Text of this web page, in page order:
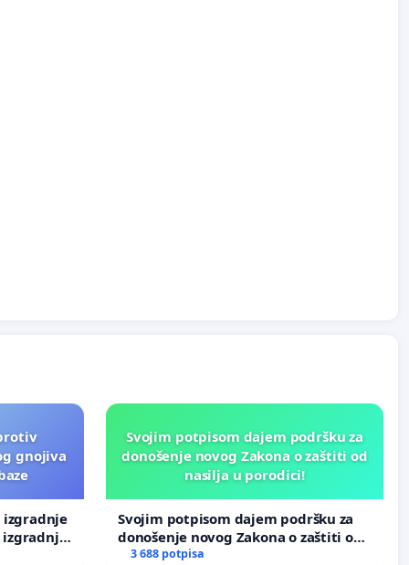
gnojiva
izgradnje
Svojim potpisom dajem podršku za
donošenje novog Zakona o zaštiti od
nasilja u porodici!
Svojim potpisom dajem podršku za
donošenje novog Zakona o zaštiti od
nasilja u porodici!
3 688 potpisa